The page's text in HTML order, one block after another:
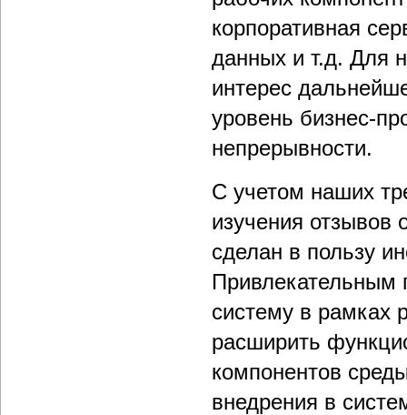
корпоративная
данных и т.д. Для
интерес
уровень бизнес-
непрерывности.
С учетом наших
изучения отзывов
сделан в пользу
Привлекательным
систему в рамках
расширить
компонентов
внедрения в